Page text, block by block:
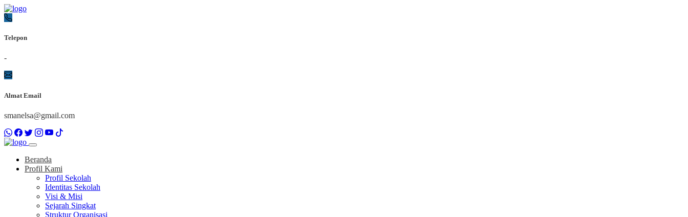
Telepon
-
Almat Email
smanelsa@gmail.com
Beranda
Profil Kami
Profil Sekolah
Identitas Sekolah
Visi & Misi
Sejarah Singkat
Struktur Organisasi